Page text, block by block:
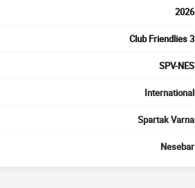
2026
Club Friendlies 3
SPV-NES
International
Spartak Varna
Nesebar